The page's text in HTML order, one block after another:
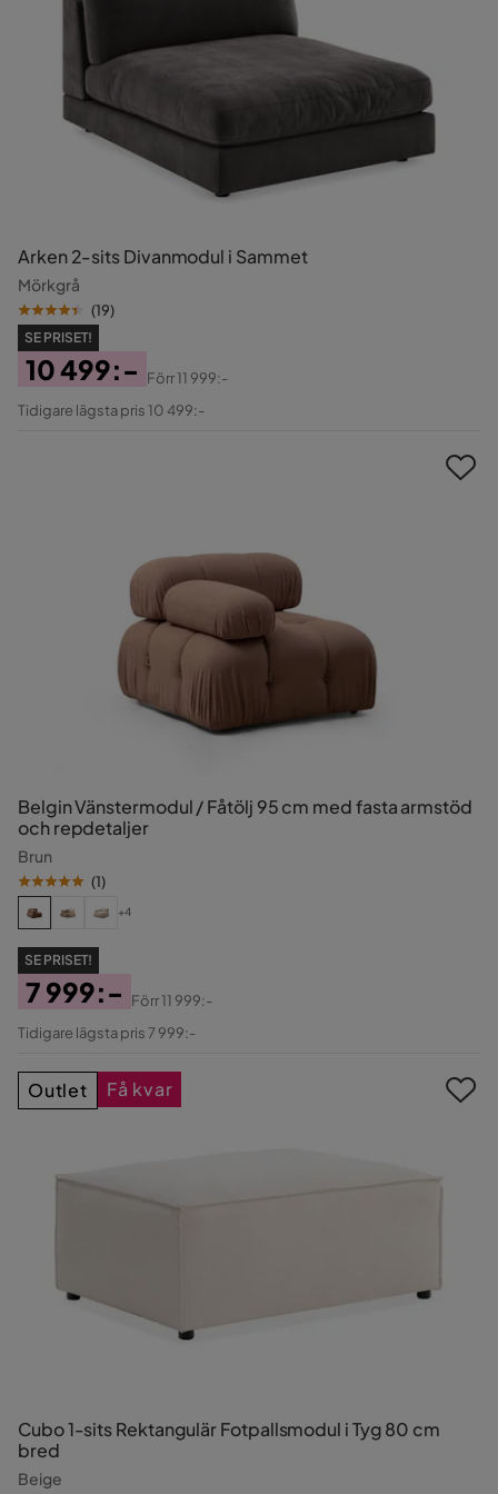
Arken 2-sits Divanmodul i Sammet
Mörkgrå
(19)
SE PRISET!
Pris
10 499:-
Original
Förr11 999:-
Tidigare lägsta pris 10 499:-
Belgin Vänstermodul / Fåtölj 95 cm med fasta armstöd
och repdetaljer
Brun
(1)
+4
SE PRISET!
Pris
7 999:-
Original
Förr11 999:-
Tidigare lägsta pris 7 999:-
Cubo 1-sits Rektangulär Fotpallsmodul i Tyg 80 cm
bred
Beige
Outlet Få kvar